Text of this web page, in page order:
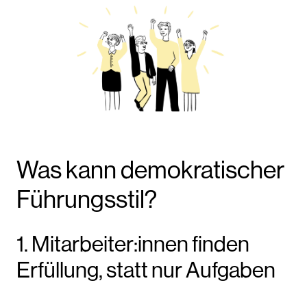
Was kann demokratischer
Führungsstil?
1. Mitarbeiter:innen finden
Erfüllung, statt nur Aufgaben